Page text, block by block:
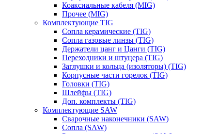
Коаксиальные кабеля (MIG)
Прочее (MIG)
Комплектующие TIG
Сопла керамические (TIG)
Сопла газовые линзы (TIG)
Держатели цанг и Цанги (TIG)
Переходники и штуцера (TIG)
Заглушки и кольца (изоляторы) (TIG)
Корпусные части горелок (TIG)
Головки (TIG)
Шлейфы (TIG)
Доп. комплекты (TIG)
Комплектующие SAW
Сварочные наконечники (SAW)
Сопла (SAW)